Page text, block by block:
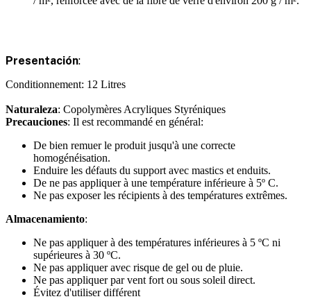
Presentación:
Conditionnement: 12 Litres
Naturaleza: Copolymères Acryliques Styréniques
Precauciones: Il est recommandé en général:
De bien remuer le produit jusqu'à une correcte
homogénéisation.
Enduire les défauts du support avec mastics et enduits.
De ne pas appliquer à une température inférieure à 5º C.
Ne pas exposer les récipients à des températures extrêmes.
Almacenamiento:
Ne pas appliquer à des températures inférieures à 5 ºC ni
supérieures à 30 ºC.
Ne pas appliquer avec risque de gel ou de pluie.
Ne pas appliquer par vent fort ou sous soleil direct.
Évitez d'utiliser différent